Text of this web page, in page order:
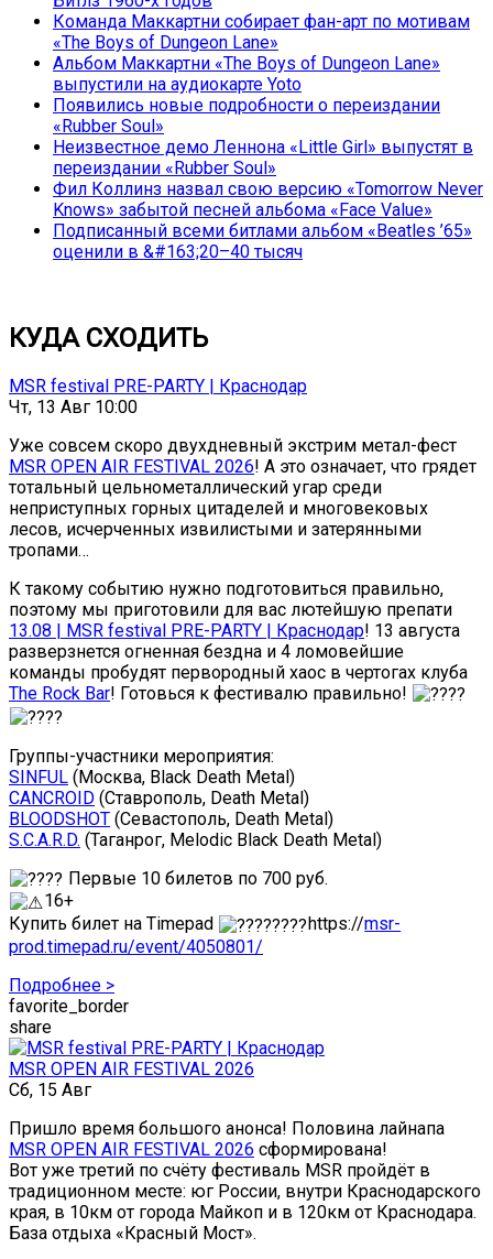
Команда Маккартни собирает фан-арт по мотивам
«The Boys of Dungeon Lane»
Альбом Маккартни «The Boys of Dungeon Lane»
выпустили на аудиокарте Yoto
Появились новые подробности о переиздании
«Rubber Soul»
Неизвестное демо Леннона «Little Girl» выпустят в
переиздании «Rubber Soul»
Фил Коллинз назвал свою версию «Tomorrow Never
Knows» забытой песней альбома «Face Value»
Подписанный всеми битлами альбом «Beatles ’65»
оценили в &#163;20–40 тысяч
КУДА СХОДИТЬ
MSR festival PRE-PARTY | Краснодар
Чт, 13 Авг 10:00
Уже совсем скоро двухдневный экстрим метал-фест
MSR OPEN AIR FESTIVAL 2026! А это означает, что грядет
тотальный цельнометаллический угар среди
неприступных горных цитаделей и многовековых
лесов, исчерченных извилистыми и затерянными
тропами…
К такому событию нужно подготовиться правильно,
поэтому мы приготовили для вас лютейшую препати
13.08 | MSR festival PRE-PARTY | Краснодар! 13 августа
разверзнется огненная бездна и 4 ломовейшие
команды пробудят первородный хаос в чертогах клуба
The Rock Bar! Готовься к фестивалю правильно!
Группы-участники мероприятия:
SINFUL (Москва, Black Death Metal)
CANCROID (Ставрополь, Death Metal)
BLOODSHOT (Севастополь, Death Metal)
S.C.A.R.D. (Таганрог, Melodic Black Death Metal)
Первые 10 билетов по 700 руб.
16+
Купить билет на Timepad
https://msr-
prod.timepad.ru/event/4050801/
Подробнее >
favorite_border
share
MSR OPEN AIR FESTIVAL 2026
Сб, 15 Авг
Пришло время большого анонса! Половина лайнапа
MSR OPEN AIR FESTIVAL 2026 сформирована!
Вот уже третий по счёту фестиваль MSR пройдёт в
традиционном месте: юг России, внутри Краснодарского
края, в 10км от города Майкоп и в 120км от Краснодара.
База отдыха «Красный Мост».